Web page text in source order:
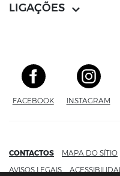
LIGAÇÕES
FACEBOOKSITE EXTERNO
INSTAGRAM
CONTACTOS MAPA DO SÍTIO
AVISOS LEGAIS